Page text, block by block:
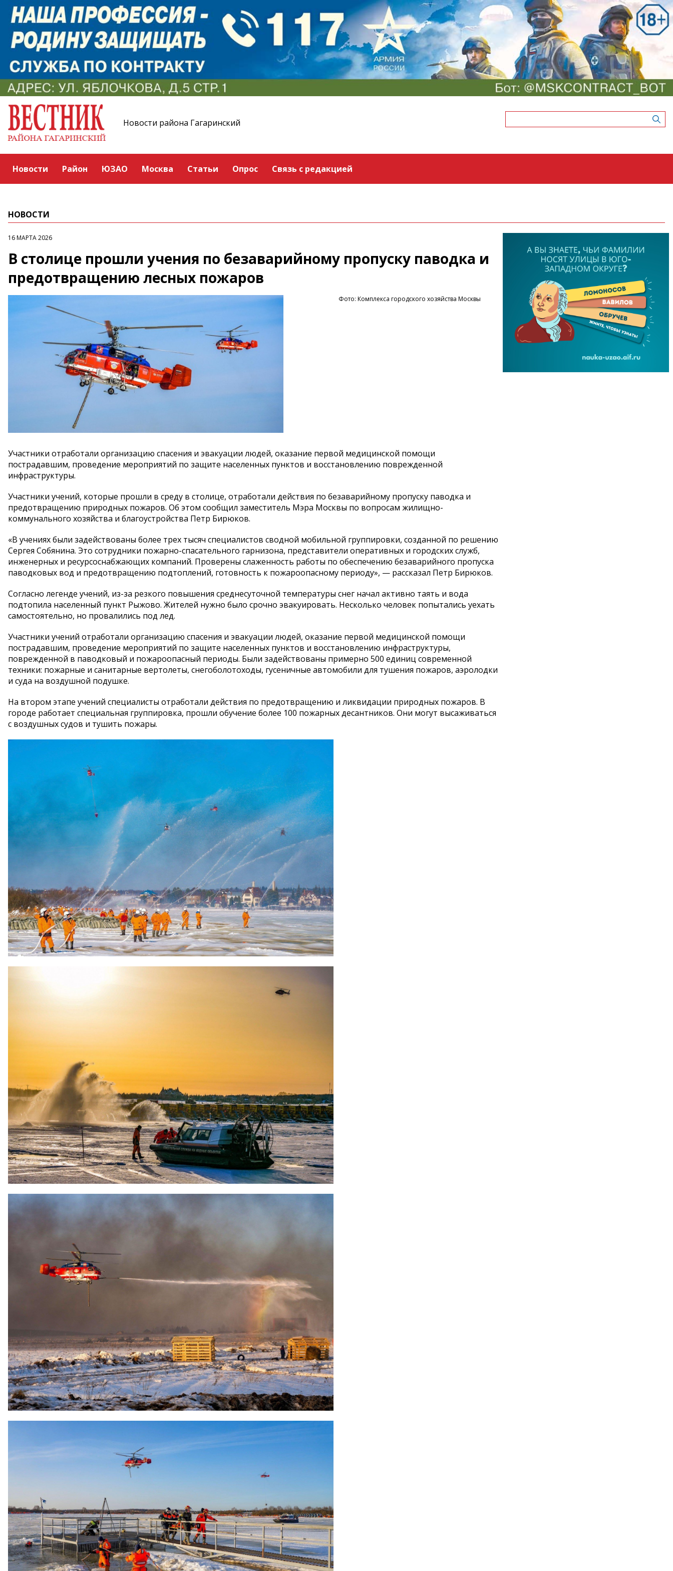
Новости района Гагаринский
Новости Район ЮЗАО Москва Статьи Опрос Связь с редакцией
НОВОСТИ
16 МАРТА 2026
В столице прошли учения по безаварийному пропуску паводка и
предотвращению лесных пожаров
Фото: Комплекса городского хозяйства Москвы
Участники отработали организацию спасения и эвакуации людей, оказание первой медицинской помощи
пострадавшим, проведение мероприятий по защите населенных пунктов и восстановлению поврежденной
инфраструктуры.
Участники учений, которые прошли в среду в столице, отработали действия по безаварийному пропуску паводка и
предотвращению природных пожаров. Об этом сообщил заместитель Мэра Москвы по вопросам жилищно-
коммунального хозяйства и благоустройства Петр Бирюков.
«В учениях были задействованы более трех тысяч специалистов сводной мобильной группировки, созданной по решению
Сергея Собянина. Это сотрудники пожарно-спасательного гарнизона, представители оперативных и городских служб,
инженерных и ресурсоснабжающих компаний. Проверены слаженность работы по обеспечению безаварийного пропуска
паводковых вод и предотвращению подтоплений, готовность к пожароопасному периоду», — рассказал Петр Бирюков.
Согласно легенде учений, из-за резкого повышения среднесуточной температуры снег начал активно таять и вода
подтопила населенный пункт Рыжово. Жителей нужно было срочно эвакуировать. Несколько человек попытались уехать
самостоятельно, но провалились под лед.
Участники учений отработали организацию спасения и эвакуации людей, оказание первой медицинской помощи
пострадавшим, проведение мероприятий по защите населенных пунктов и восстановлению инфраструктуры,
поврежденной в паводковый и пожароопасный периоды. Были задействованы примерно 500 единиц современной
техники: пожарные и санитарные вертолеты, снегоболотоходы, гусеничные автомобили для тушения пожаров, аэролодки
и суда на воздушной подушке.
На втором этапе учений специалисты отработали действия по предотвращению и ликвидации природных пожаров. В
городе работает специальная группировка, прошли обучение более 100 пожарных десантников. Они могут высаживаться
с воздушных судов и тушить пожары.